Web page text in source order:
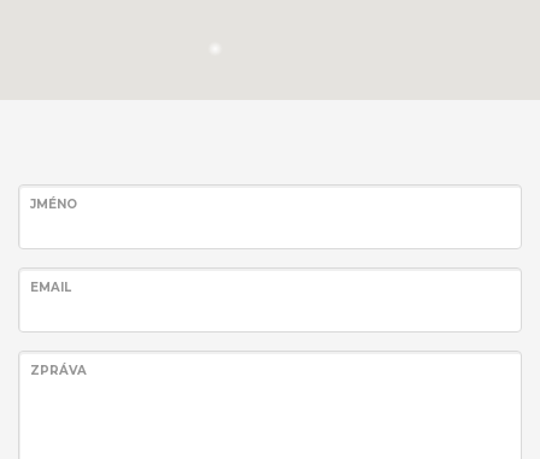
JMÉNO
EMAIL
ZPRÁVA